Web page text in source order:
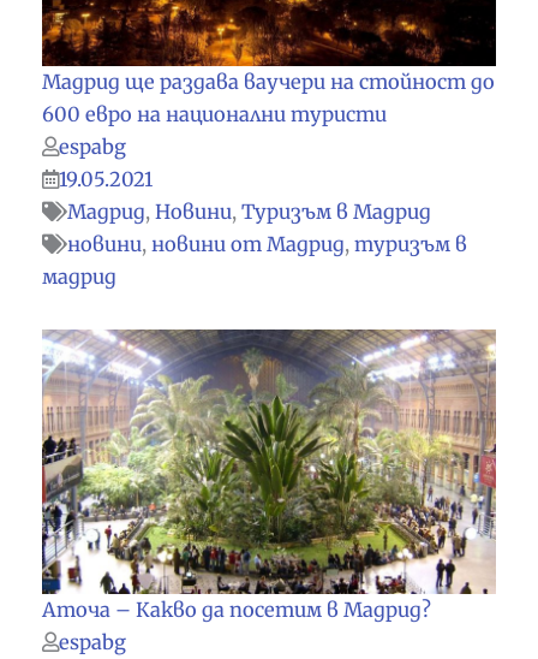
Мадрид ще раздава ваучери на стойност до
600 евро на национални туристи
espabg
19.05.2021
Мадрид, Новини, Туризъм в Мадрид
новини, новини от Мадрид, туризъм в
мадрид
Аточа – Какво да посетим в Мадрид?
espabg